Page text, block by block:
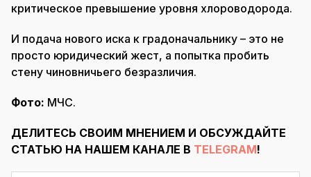
критическое превышение уровня хлороводорода.
И подача нового иска к градоначальнику – это не
просто юридический жест, а попытка пробить
стену чиновничьего безразличия.
Фото: МЧС.
ДЕЛИТЕСЬ СВОИМ МНЕНИЕМ И ОБСУЖДАЙТЕ
СТАТЬЮ НА НАШЕМ КАНАЛЕ В TELEGRAM!